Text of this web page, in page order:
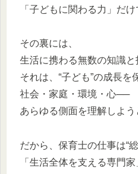
「子どもに関わる力」だ
その裏には、
生活に携わる無数の知識と
それは、“子ども”の成長を
社会・家庭・環境・心──
あらゆる側面を理解しよ
だから、保育士の仕事は“
「生活全体を支える専門